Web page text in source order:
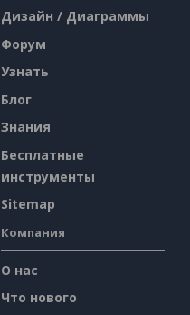
Дизайн / Диаграммы
Форум
Узнать
Блог
Знания
Бесплатные
инструменты
Sitemap
Компания
О нас
Что нового